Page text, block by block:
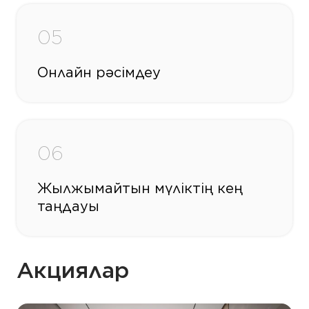
05
Онлайн рәсімдеу
06
Жылжымайтын мүліктің кең
таңдауы
Акциялар